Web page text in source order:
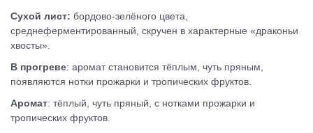
Сухой лист: бордово-зелёного цвета,
среднеферментированный, скручен в характерные «драконьи
хвосты».
В прогреве: аромат становится тёплым, чуть пряным,
появляются нотки прожарки и тропических фруктов.
Аромат: тёплый, чуть пряный, с нотками прожарки и
тропических фруктов.